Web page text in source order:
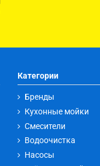
Категории
Бренды
Кухонные мойки
Смесители
Водоочистка
Насосы